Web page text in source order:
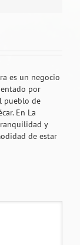
es un negocio
por
pueblo de
En La
y
de estar